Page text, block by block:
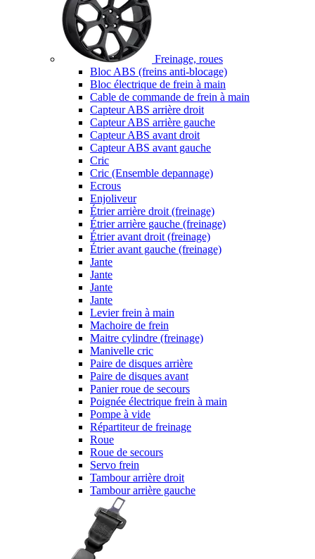
Freinage, roues
Bloc ABS (freins anti-blocage)
Bloc électrique de frein à main
Cable de commande de frein à main
Capteur ABS arrière droit
Capteur ABS arrière gauche
Capteur ABS avant droit
Capteur ABS avant gauche
Cric
Cric (Ensemble depannage)
Ecrous
Enjoliveur
Étrier arrière droit (freinage)
Étrier arrière gauche (freinage)
Étrier avant droit (freinage)
Étrier avant gauche (freinage)
Jante
Jante
Jante
Jante
Levier frein à main
Machoire de frein
Maitre cylindre (freinage)
Manivelle cric
Paire de disques arrière
Paire de disques avant
Panier roue de secours
Poignée électrique frein à main
Pompe à vide
Répartiteur de freinage
Roue
Roue de secours
Servo frein
Tambour arrière droit
Tambour arrière gauche